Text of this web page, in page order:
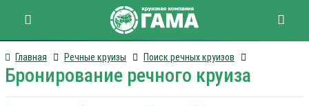
Главная Речные круизы Поиск речных круизов
Бронирование речного круиза